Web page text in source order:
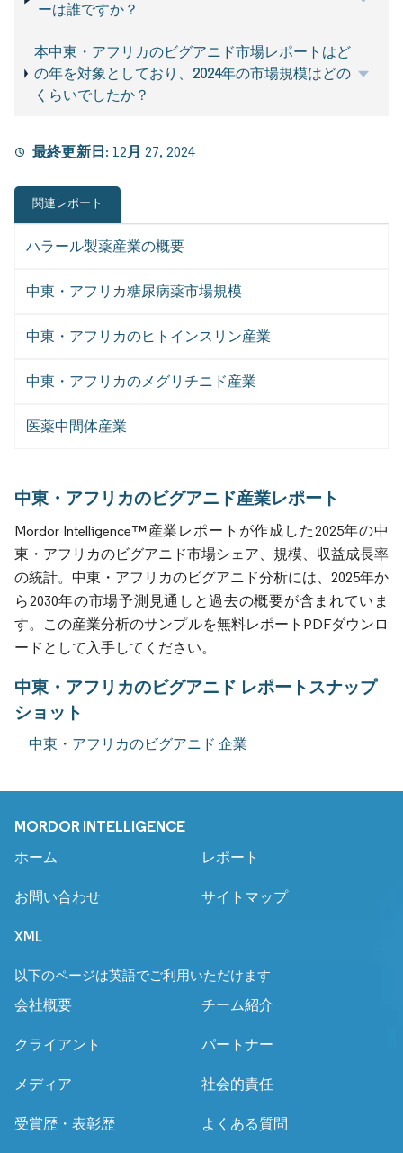
ーは誰ですか？
本中東・アフリカのビグアニド市場レポートはど
の年を対象としており、2024年の市場規模はどの
くらいでしたか？
最終更新日: 12月 27, 2024
関連レポート
ハラール製薬産業の概要
中東・アフリカ糖尿病薬市場規模
中東・アフリカのヒトインスリン産業
中東・アフリカのメグリチニド産業
医薬中間体産業
中東・アフリカのビグアニド産業レポート
Mordor Intelligence™産業レポートが作成した2025年の中
東・アフリカのビグアニド市場シェア、規模、収益成長率
の統計。中東・アフリカのビグアニド分析には、2025年か
ら2030年の市場予測見通しと過去の概要が含まれていま
す。この産業分析のサンプルを無料レポートPDFダウンロ
ードとして入手してください。
中東・アフリカのビグアニド レポートスナップ
ショット
中東・アフリカのビグアニド 企業
MORDOR INTELLIGENCE
ホーム レポート
お問い合わせ サイトマップ
XML
以下のページは英語でご利用いただけます
会社概要
チーム紹介
クライアント パートナー
メディア 社会的責任
受賞歴・表彰歴 よくある質問